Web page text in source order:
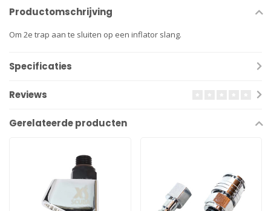
Productomschrijving
Om 2e trap aan te sluiten op een inflator slang.
Specificaties
Reviews
Gerelateerde producten